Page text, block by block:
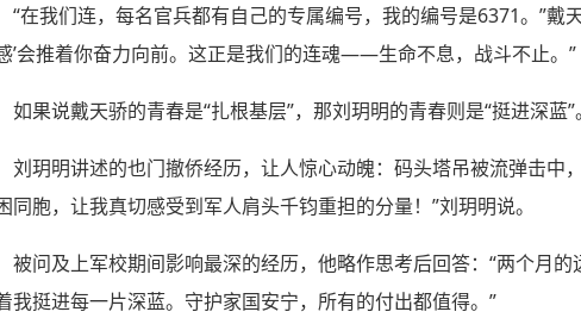
“在我们连，每名官兵都有自己的专属编号，我的编号是6371。”戴
’会推着你奋力向前。这正是我们的连魂——生命不息，战斗不止。”
如果说戴天骄的青春是“扎根基层”，那刘玥明的青春则是“挺进深蓝”。
刘玥明讲述的也门撤侨经历，让人惊心动魄：码头塔吊被流弹击中
同胞，让我真切感受到军人肩头千钧重担的分量！”刘玥明说。
被问及上军校期间影响最深的经历，他略作思考后回答：“两个月
我挺进每一片深蓝。守护家国安宁，所有的付出都值得。”